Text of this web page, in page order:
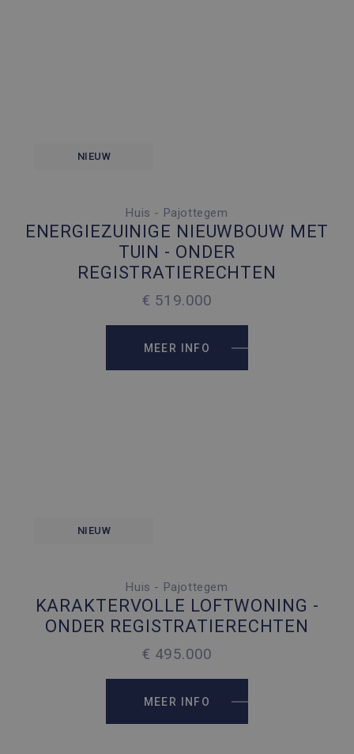
NIEUW
5 SLAAPKAMERS
1 PARKEERPLAATS
180 M2
145 M2
Huis - Pajottegem
ENERGIEZUINIGE NIEUWBOUW MET
TUIN - ONDER
REGISTRATIERECHTEN
€ 519.000
MEER INFO
NIEUW
4 SLAAPKAMERS
1 PARKEERPLAATS
215 M2
100 M2
Huis - Pajottegem
KARAKTERVOLLE LOFTWONING -
ONDER REGISTRATIERECHTEN
€ 495.000
MEER INFO